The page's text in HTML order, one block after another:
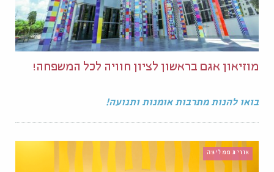
מוזיאון אגם בראשון לציון חוויה לכל המשפחה!
בואו להנות מתרבות אומנות ותנועה!
אורית ממליצה